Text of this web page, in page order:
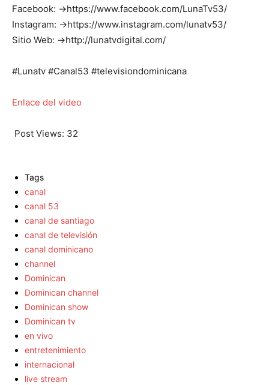
Facebook: →https://www.facebook.com/LunaTv53/
Instagram: →https://www.instagram.com/lunatv53/
Sitio Web: →http://lunatvdigital.com/
#Lunatv #Canal53 #televisiondominicana
Enlace del video
Post Views: 32
Tags
canal
canal 53
canal de santiago
canal de televisión
canal dominicano
channel
Dominican
Dominican channel
Dominican show
Dominican tv
en vivo
entretenimiento
internacional
live stream